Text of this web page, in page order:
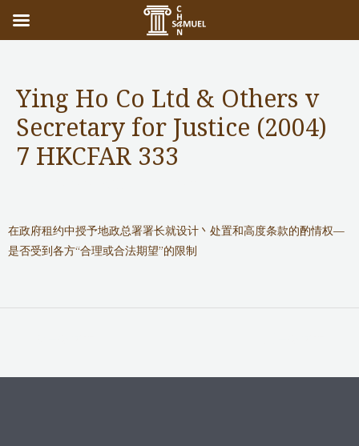
Ying Ho Co Ltd & Others v
Secretary for Justice (2004)
7 HKCFAR 333
在政府租约中授予地政总署署长就设计丶处置和高度条款的酌情权—
是否受到各方“合理或合法期望”的限制